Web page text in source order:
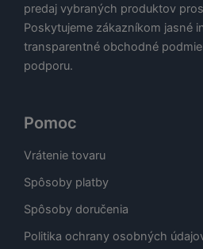
predaj vybraných produktov
Poskytujeme zákazníkom jasné
transparentné obchodné
podporu.
Pomoc
Vrátenie tovaru
Spôsoby platby
Spôsoby doručenia
Politika ochrany osobných